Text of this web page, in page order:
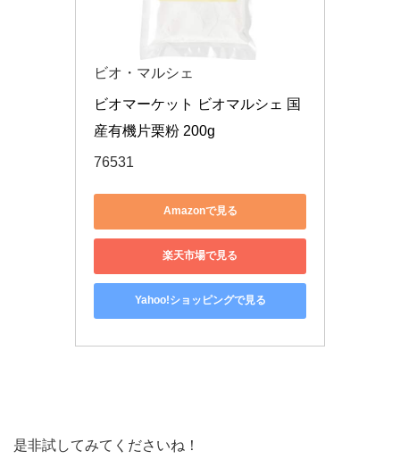
ビオ・マルシェ
ビオマーケット ビオマルシェ 国
産有機片栗粉 200g
76531
Amazonで見る
楽天市場で見る
Yahoo!ショッピングで見る
是非試してみてくださいね！